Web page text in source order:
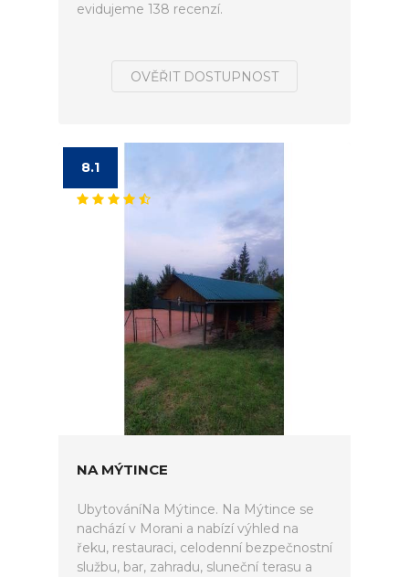
evidujeme 138 recenzí.
OVĚŘIT DOSTUPNOST
8.1
NA MÝTINCE
UbytováníNa Mýtince. Na Mýtince se
nachází v Morani a nabízí výhled na
řeku, restauraci, celodenní bezpečnostní
službu, bar, zahradu, sluneční terasu a